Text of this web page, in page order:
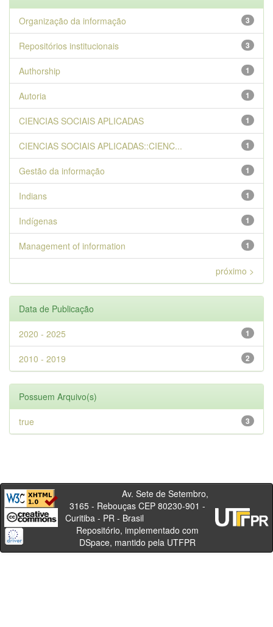
3
Organização da informação
3
Repositórios institucionais
1
Authorship
1
Autoria
1
CIENCIAS SOCIAIS APLICADAS
1
CIENCIAS SOCIAIS APLICADAS::CIENC...
1
Gestão da informação
1
Indians
1
Indígenas
1
Management of information
próximo >
Data de Publicação
1
2020 - 2025
2
2010 - 2019
Possuem Arquivo(s)
3
true
Av. Sete de Setembro,
3165 - Rebouças CEP 80230-901 -
Curitiba - PR - Brasil
Repositório, implementado com
DSpace, mantido pela UTFPR